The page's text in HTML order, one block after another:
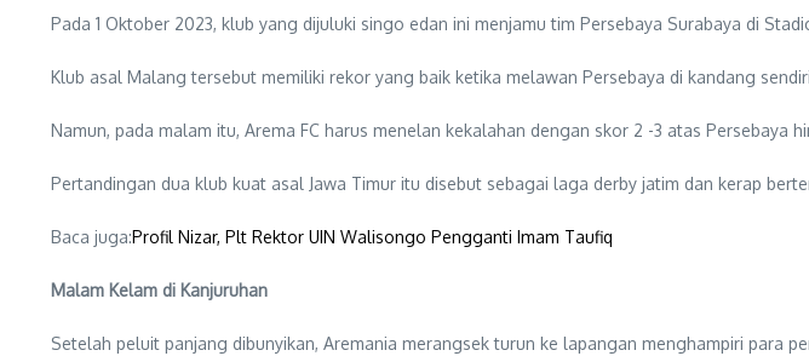
Pada 1 Oktober 2023, klub yang dijuluki singo edan ini menjamu tim Persebaya Surabaya di
Klub asal Malang tersebut memiliki rekor yang baik ketika melawan Persebaya di kandang
Namun, pada malam itu, Arema FC harus menelan kekalahan dengan skor 2 -3 atas
Pertandingan dua klub kuat asal Jawa Timur itu disebut sebagai laga derby jatim dan kerap
Baca juga:Profil Nizar, Plt Rektor UIN Walisongo Pengganti Imam Taufiq
Malam Kelam di Kanjuruhan
Setelah peluit panjang dibunyikan, Aremania merangsek turun ke lapangan menghampiri para